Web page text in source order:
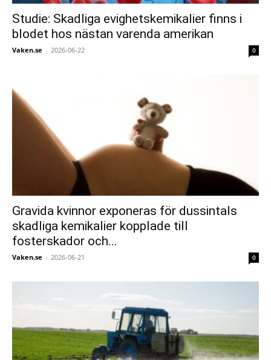
Studie: Skadliga evighetskemikalier finns i
blodet hos nästan varenda amerikan
Vaken.se - 2026-06-22 0
Gravida kvinnor exponeras för dussintals
skadliga kemikalier kopplade till
fosterskador och...
Vaken.se - 2026-06-21 0